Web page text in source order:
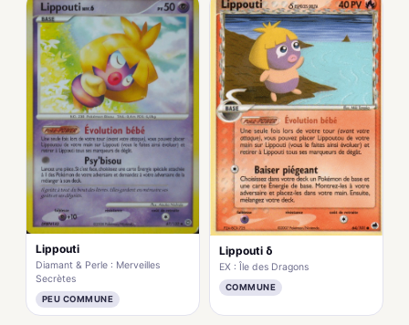
Lippouti
Diamant & Perle : Merveilles
Secrètes
PEU COMMUNE
Lippouti δ
EX : Île des Dragons
COMMUNE